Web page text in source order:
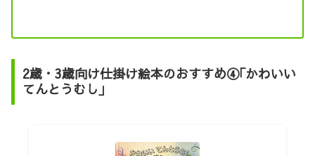
2歳・3歳向け仕掛け絵本のおすすめ④｢かわいい
てんとうむし｣